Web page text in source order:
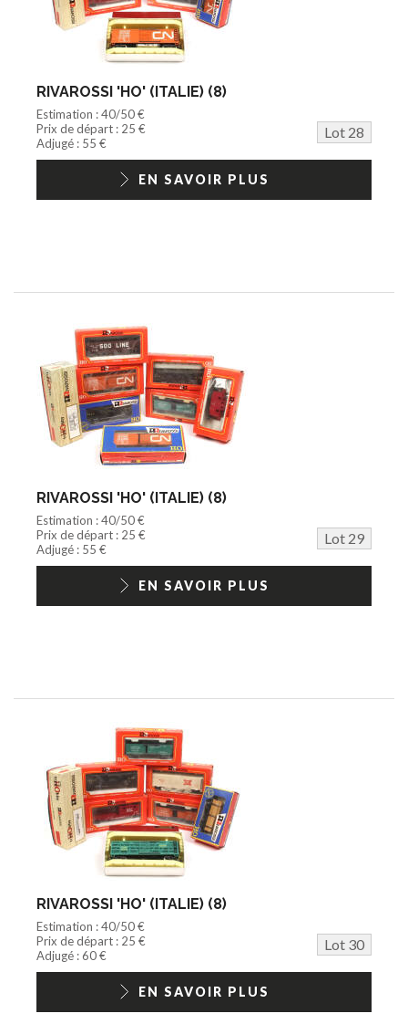
RIVAROSSI 'HO' (ITALIE) (8)
Estimation : 40/50 €
Prix de départ : 25 €
Lot 28
Adjugé : 55 €
EN SAVOIR PLUS
RIVAROSSI 'HO' (ITALIE) (8)
Estimation : 40/50 €
Prix de départ : 25 €
Lot 29
Adjugé : 55 €
EN SAVOIR PLUS
RIVAROSSI 'HO' (ITALIE) (8)
Estimation : 40/50 €
Prix de départ : 25 €
Lot 30
Adjugé : 60 €
EN SAVOIR PLUS